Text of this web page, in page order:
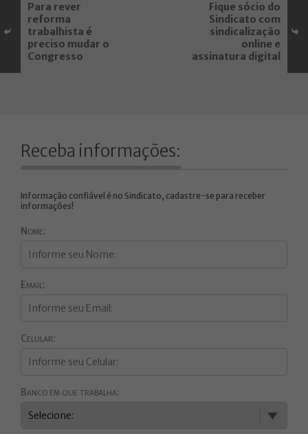
Para rever
reforma
trabalhista é
preciso mudar o
Congresso
Fique sócio do
Sindicato com
sindicalização
online e
assinatura digital
Receba informações:
Informação confiável é no Sindicato, cadastre-se para receber
informações!
Nome:
Email:
Celular:
Banco em que trabalha: